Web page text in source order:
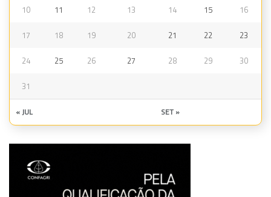
10 11 12 13 14 15 16
17 18 19 20 21 22 23
24 25 26 27 28 29 30
31
« JUL SET »